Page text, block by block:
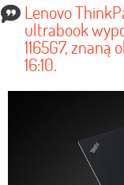
Lenovo
ultrabook
1165G7,
16:10.